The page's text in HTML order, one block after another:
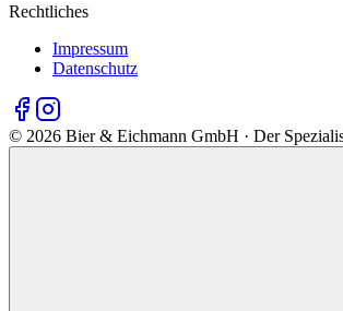
Rechtliches
Impressum
Datenschutz
© 2026 Bier & Eichmann GmbH · Der